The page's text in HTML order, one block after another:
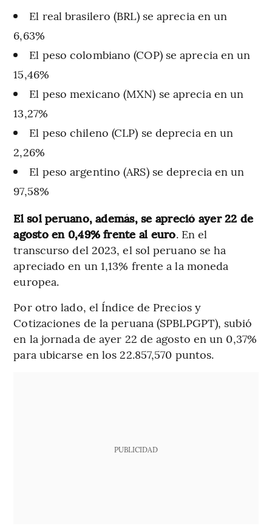
El real brasilero (BRL) se aprecia en un
6,63%
El peso colombiano (COP) se aprecia en un
15,46%
El peso mexicano (MXN) se aprecia en un
13,27%
El peso chileno (CLP) se deprecia en un
2,26%
El peso argentino (ARS) se deprecia en un
97,58%
El sol peruano, además, se apreció ayer 22 de
agosto en 0,49% frente al euro. En el
transcurso del 2023, el sol peruano se ha
apreciado en un 1,13% frente a la moneda
europea.
Por otro lado, el Índice de Precios y
Cotizaciones de la peruana (SPBLPGPT), subió
en la jornada de ayer 22 de agosto en un 0,37%
para ubicarse en los 22.857,570 puntos.
PUBLICIDAD